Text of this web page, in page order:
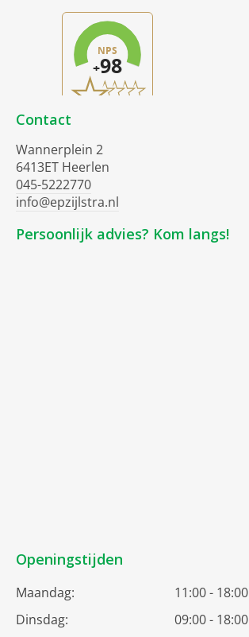
Contact
Wannerplein 2
6413ET Heerlen
045-5222770
info@epzijlstra.nl
Persoonlijk advies? Kom langs!
Openingstijden
Maandag:
11:00 - 18:00
Dinsdag:
09:00 - 18:00